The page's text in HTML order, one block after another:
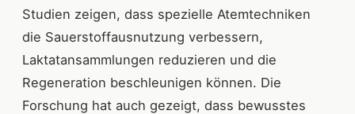
Studien zeigen, dass spezielle Atemtechniken
die Sauerstoffausnutzung verbessern,
Laktatansammlungen reduzieren und die
Regeneration beschleunigen können. Die
Forschung hat auch gezeigt, dass bewusstes